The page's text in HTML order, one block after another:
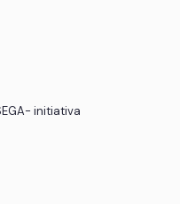
initiativa